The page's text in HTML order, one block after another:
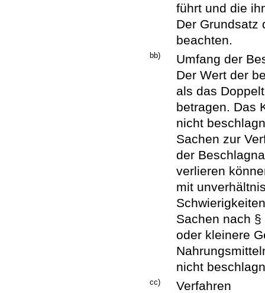
führt und die
Der Grundsatz
beachten.
bb)
Umfang der
Der Wert der
als das
betragen. Das
nicht
Sachen zur
der
verlieren
mit
Sachen nach
oder kleinere
nicht
cc)
Verfahren